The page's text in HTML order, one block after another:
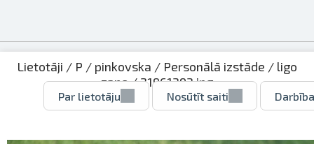
Lietotāji / P / pinkovska / Personālā izstāde / ligo
zane/ 21961393.jpg
Par lietotāju Nosūtīt saiti